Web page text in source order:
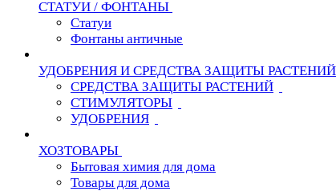
СТАТУИ / ФОНТАНЫ
Статуи
Фонтаны античные
УДОБРЕНИЯ И СРЕДСТВА ЗАЩИТЫ РАСТЕНИЙ
СРЕДСТВА ЗАЩИТЫ РАСТЕНИЙ
СТИМУЛЯТОРЫ
УДОБРЕНИЯ
ХОЗТОВАРЫ
Бытовая химия для дома
Товары для дома